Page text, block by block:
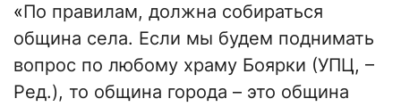
«По правилам, должна собираться
община села. Если мы будем поднимать
вопрос по любому храму Боярки (УПЦ, –
Ред.), то община города – это община